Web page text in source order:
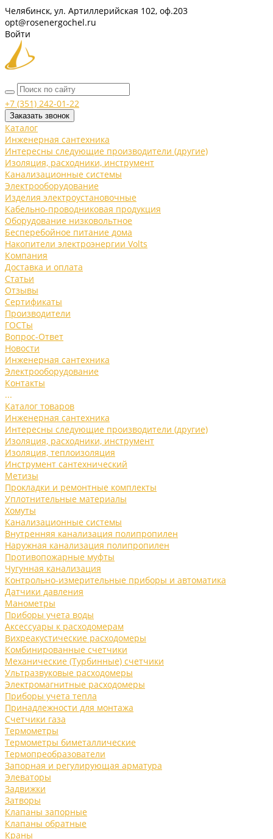
Челябинск, ул. Артиллерийская 102, оф.203
opt@rosenergochel.ru
Войти
+7 (351) 242-01-22
Заказать звонок
Каталог
Инженерная сантехника
Интересны следующие производители (другие)
Изоляция, расходники, инструмент
Канализационные системы
Электрооборудование
Изделия электроустановочные
Кабельно-проводниковая продукция
Оборудование низковольтное
Бесперебойное питание дома
Накопители электроэнергии Volts
Компания
Доставка и оплата
Статьи
Отзывы
Сертификаты
Производители
ГОСТы
Вопрос-Ответ
Новости
Инженерная сантехника
Электрооборудование
Контакты
...
Каталог товаров
Инженерная сантехника
Интересны следующие производители (другие)
Изоляция, расходники, инструмент
Изоляция, теплоизоляция
Инструмент сантехнический
Метизы
Прокладки и ремонтные комплекты
Уплотнительные материалы
Хомуты
Канализационные системы
Внутренняя канализация полипропилен
Наружная канализация полипропилен
Противопожарные муфты
Чугунная канализация
Контрольно-измерительные приборы и автоматика
Датчики давления
Манометры
Приборы учета воды
Аксессуары к расходомерам
Вихреакустические расходомеры
Комбинированные счетчики
Механические (Турбинные) счетчики
Ультразвуковые расходомеры
Электромагнитные расходомеры
Приборы учета тепла
Принадлежности для монтажа
Счетчики газа
Термометры
Термометры биметаллические
Термопреобразователи
Запорная и регулирующая арматура
Элеваторы
Задвижки
Затворы
Клапаны запорные
Клапаны обратные
Краны